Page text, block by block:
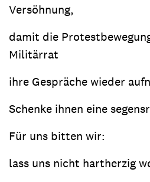
Versöhnung,
damit die
Militärrat
ihre Gespräche wieder
Schenke ihnen eine
Für uns bitten wir:
lass uns nicht hartherzig